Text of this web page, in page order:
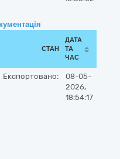
СТАН
ДАТА
ТА
ЧАС
Експортовано:
08-05-
2026,
18:54:17